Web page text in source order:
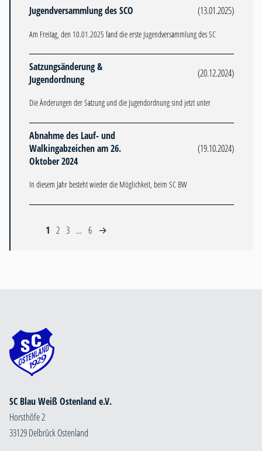
Jugendversammlung des SCO (13.01.2025)
Am Freitag, den 10.01.2025 fand die erste Jugendversammlung des SC
Satzungsänderung &
Jugendordnung
(20.12.2024)
Die Änderungen der Satzung und die Jugendordnung sind jetzt unter
Abnahme des Lauf- und
Walkingabzeichen am 26.
Oktober 2024
(19.10.2024)
In diesem Jahr besteht wieder die Möglichkeit, beim SC BW
1 2 3 … 6 →
SC Blau Weiß Ostenland e.V.
Horsthöfe 2
33129 Delbrück Ostenland